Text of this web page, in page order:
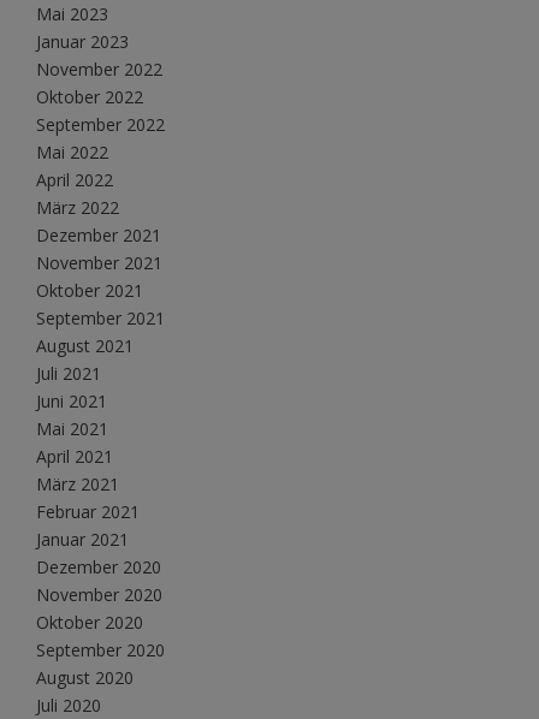
Mai 2023
Januar 2023
November 2022
Oktober 2022
September 2022
Mai 2022
April 2022
März 2022
Dezember 2021
November 2021
Oktober 2021
September 2021
August 2021
Juli 2021
Juni 2021
Mai 2021
April 2021
März 2021
Februar 2021
Januar 2021
Dezember 2020
November 2020
Oktober 2020
September 2020
August 2020
Juli 2020